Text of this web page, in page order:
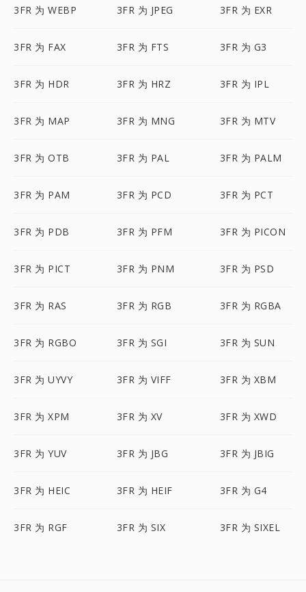
3FR 为 WEBP 3FR 为 JPEG 3FR 为 EXR
3FR 为 FAX 3FR 为 FTS 3FR 为 G3
3FR 为 HDR 3FR 为 HRZ 3FR 为 IPL
3FR 为 MAP 3FR 为 MNG 3FR 为 MTV
3FR 为 OTB 3FR 为 PAL 3FR 为 PALM
3FR 为 PAM 3FR 为 PCD 3FR 为 PCT
3FR 为 PDB 3FR 为 PFM 3FR 为 PICON
3FR 为 PICT 3FR 为 PNM 3FR 为 PSD
3FR 为 RAS 3FR 为 RGB 3FR 为 RGBA
3FR 为 RGBO 3FR 为 SGI 3FR 为 SUN
3FR 为 UYVY 3FR 为 VIFF 3FR 为 XBM
3FR 为 XPM 3FR 为 XV 3FR 为 XWD
3FR 为 YUV 3FR 为 JBG 3FR 为 JBIG
3FR 为 HEIC 3FR 为 HEIF 3FR 为 G4
3FR 为 RGF 3FR 为 SIX 3FR 为 SIXEL